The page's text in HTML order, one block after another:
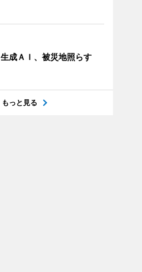
生成ＡＩ、被災地照らす
もっと見る